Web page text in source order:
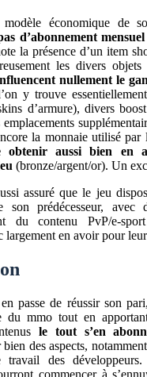
économique de
d’abonnement mensuel
la présence d’un item
les divers
nullement le
y trouve
d’armure), divers
la monnaie utilisé par
obtenir aussi bien en
(bronze/argent/or). Un
assuré que le jeu
son prédécesseur, avec
du contenu PvP/e-
largement en avoir pour
passe de réussir son
du mmo tout en
le tout s’en
des aspects,
travail des
commencer à